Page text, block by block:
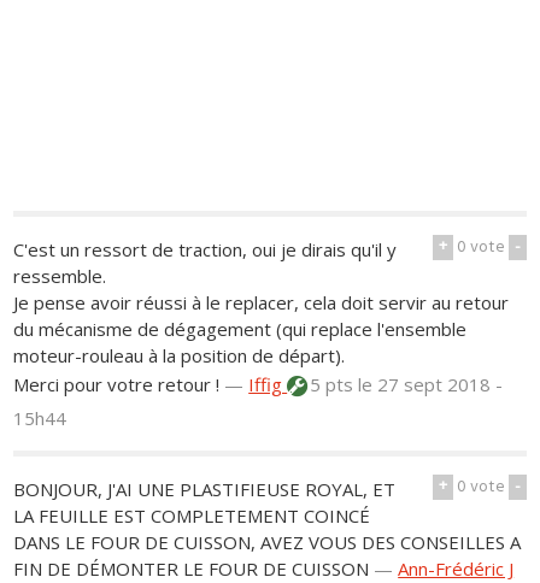
+ 0vote -
C'est un ressort de traction, oui je dirais qu'il y
ressemble.
Je pense avoir réussi à le replacer, cela doit servir au retour
du mécanisme de dégagement (qui replace l'ensemble
moteur-rouleau à la position de départ).
Merci pour votre retour ! — Iffig 5 ptsle 27 sept 2018 -
15h44
+ 0vote -
BONJOUR, J'AI UNE PLASTIFIEUSE ROYAL, ET
LA FEUILLE EST COMPLETEMENT COINCÉ
DANS LE FOUR DE CUISSON, AVEZ VOUS DES CONSEILLES A
FIN DE DÉMONTER LE FOUR DE CUISSON —Ann-Frédéric J